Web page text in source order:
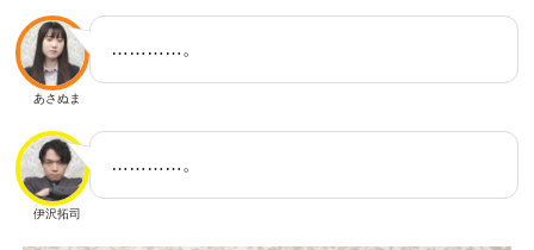
あさぬま
…………。
伊沢拓司
…………。